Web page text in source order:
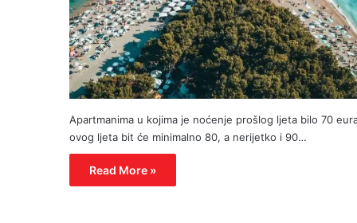
Apartmanima u kojima je noćenje prošlog ljeta bilo 70
ovog ljeta bit će minimalno 80, a nerijetko i 90…
Read More »